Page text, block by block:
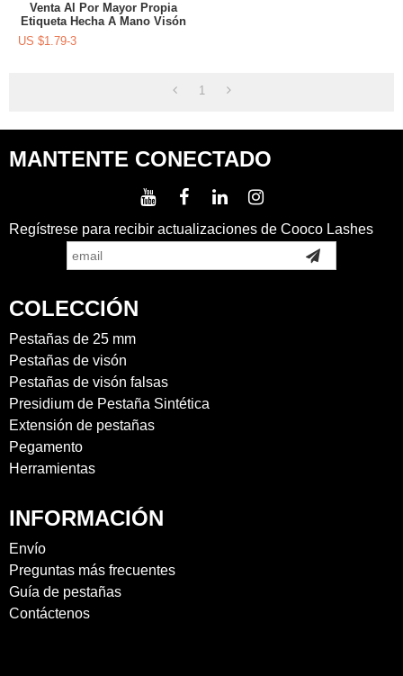
Venta Al Por Mayor Propia
Etiqueta Hecha A Mano Visón
Pestañas Etiqueta Privada Y
Maquillaje
US $1.79-3
1
MANTENTE CONECTADO
Regístrese para recibir actualizaciones de Cooco Lashes
COLECCIÓN
Pestañas de 25 mm
Pestañas de visón
Pestañas de visón falsas
Presidium de Pestaña Sintética
Extensión de pestañas
Pegamento
Herramientas
INFORMACIÓN
Envío
Preguntas más frecuentes
Guía de pestañas
Contáctenos